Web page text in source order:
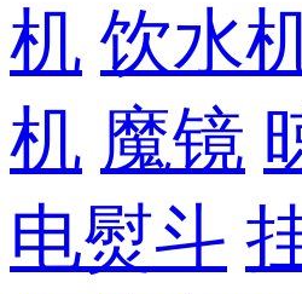
机 饮水
机 魔镜
电熨斗